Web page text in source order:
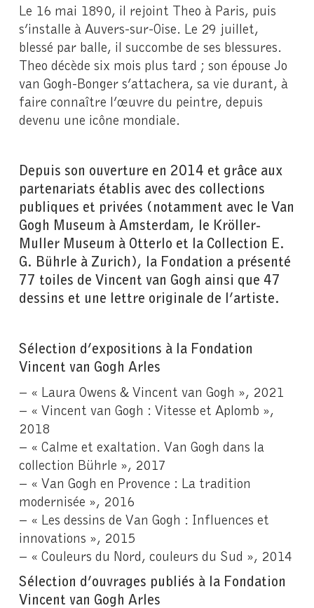
Le 16 mai 1890, il rejoint Theo à Paris, puis
s’installe à Auvers-sur-Oise. Le 29 juillet,
blessé par balle, il succombe de ses blessures.
Theo décède six mois plus tard ; son épouse Jo
van Gogh-Bonger s’attachera, sa vie durant, à
faire connaître l’œuvre du peintre, depuis
devenu une icône mondiale.
Depuis son ouverture en 2014 et grâce aux
partenariats établis avec des collections
publiques et privées (notamment avec le Van
Gogh Museum à Amsterdam, le Kröller-
Muller Museum à Otterlo et la Collection E.
G. Bührle à Zurich), la Fondation a présenté
77 toiles de Vincent van Gogh ainsi que 47
dessins et une lettre originale de l’artiste.
Sélection d’expositions à la Fondation
Vincent van Gogh Arles
– « Laura Owens & Vincent van Gogh », 2021
– « Vincent van Gogh : Vitesse et Aplomb »,
2018
– « Calme et exaltation. Van Gogh dans la
collection Bührle », 2017
– « Van Gogh en Provence : La tradition
modernisée », 2016
– « Les dessins de Van Gogh : Influences et
innovations », 2015
– « Couleurs du Nord, couleurs du Sud », 2014
Sélection d’ouvrages publiés à la Fondation
Vincent van Gogh Arles